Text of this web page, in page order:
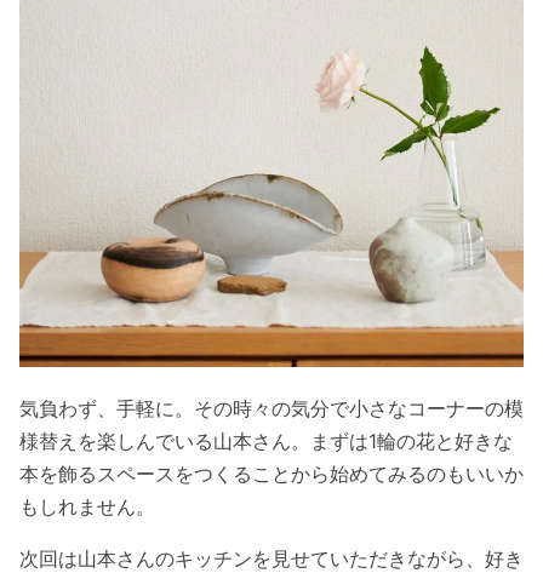
気負わず、手軽に。その時々の気分で小さなコーナーの模
様替えを楽しんでいる山本さん。まずは1輪の花と好きな
本を飾るスペースをつくることから始めてみるのもいいか
もしれません。
次回は山本さんのキッチンを見せていただきながら、好き